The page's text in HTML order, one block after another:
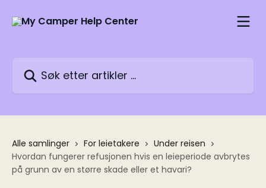
Alle samlinger For leietakere
Under reisen
Hvordan fungerer refusjonen hvis en leieperiode avbrytes
på grunn av en større skade eller et havari?